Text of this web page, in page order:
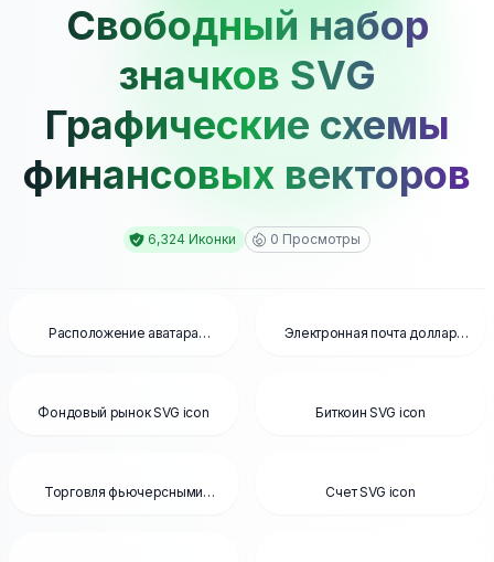
Свободный набор
значков SVG
Графические схемы
финансовых векторов
6,324 Иконки 0 Просмотры
Расположение аватара
Электронная почта доллар
Фондовый рынок SVG icon Биткоин SVG icon
Торговля фьючерсными
Счет SVG icon